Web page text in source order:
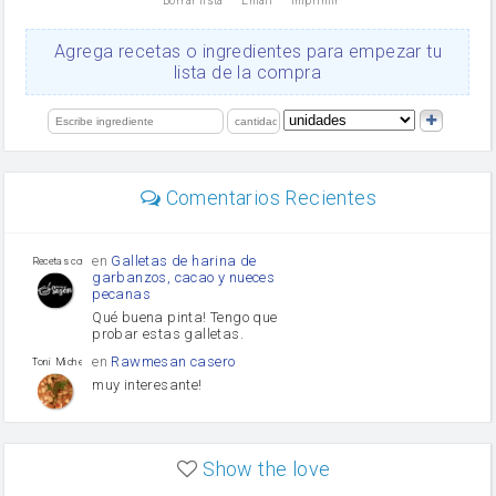
Ajos
salsa de soja
limón
Agrega recetas o ingredientes para empezar tu
lista de la compra
Comentarios Recientes
Recetas con sazon
en Galletas de harina de
garbanzos, cacao y nueces
pecanas
Qué buena pinta! Tengo que
probar estas galletas.
Toni Michel Caubet
en Rawmesan casero
muy interesante!
enLasaña casera fácil y
Show the love